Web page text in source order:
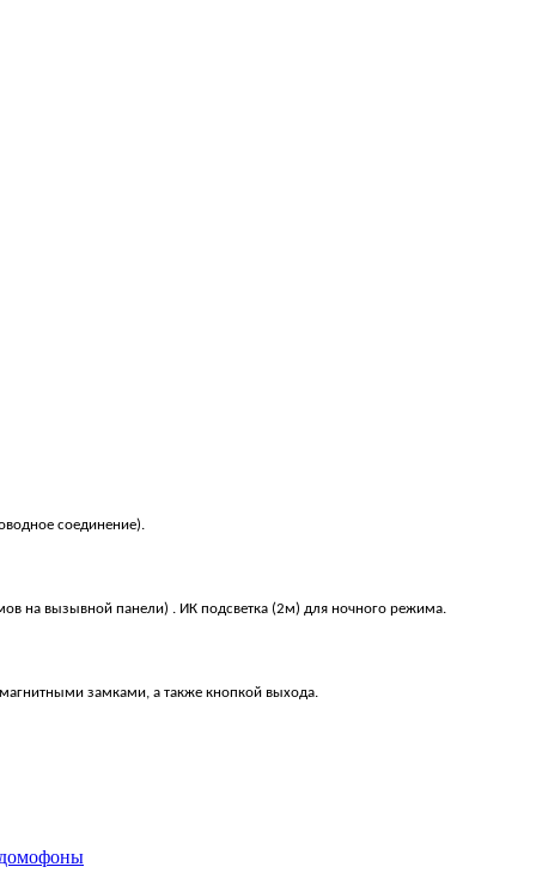
соединение).
на вызывной панели) . ИК подсветка (2м) для ночного режима.
замками, а также кнопкой выхода.